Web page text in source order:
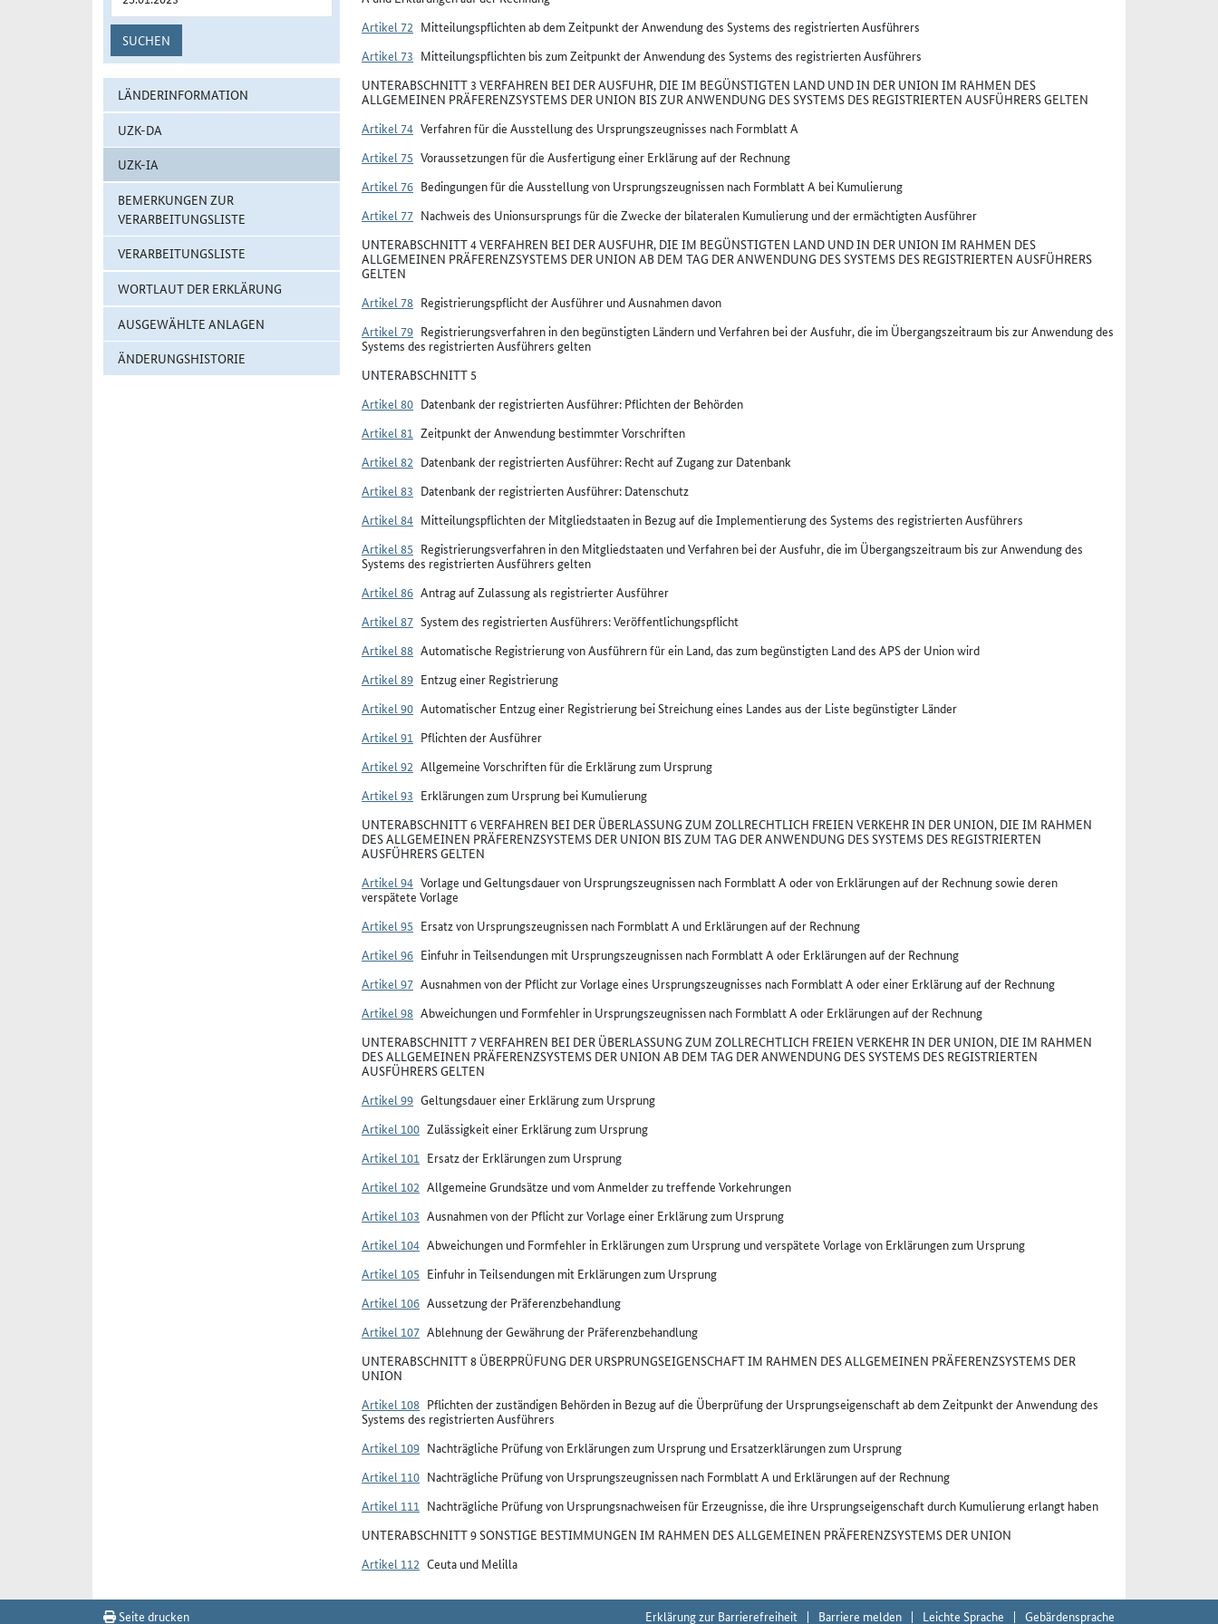
SUCHEN
LÄNDERINFORMATION
UZK-DA
UZK-IA
BEMERKUNGEN ZUR
VERARBEITUNGSLISTE
VERARBEITUNGSLISTE
WORTLAUT DER ERKLÄRUNG
AUSGEWÄHLTE ANLAGEN
ÄNDERUNGSHISTORIE
Artikel 72 Mitteilungspflichten ab dem Zeitpunkt der Anwendung des Systems des registrierten Ausführers
Artikel 73 Mitteilungspflichten bis zum Zeitpunkt der Anwendung des Systems des registrierten Ausführers
UNTERABSCHNITT 3 VERFAHREN BEI DER AUSFUHR, DIE IM BEGÜNSTIGTEN LAND UND IN DER UNION IM RAHMEN DES
ALLGEMEINEN PRÄFERENZSYSTEMS DER UNION BIS ZUR ANWENDUNG DES SYSTEMS DES REGISTRIERTEN AUSFÜHRERS GELTEN
Artikel 74 Verfahren für die Ausstellung des Ursprungszeugnisses nach Formblatt A
Artikel 75 Voraussetzungen für die Ausfertigung einer Erklärung auf der Rechnung
Artikel 76 Bedingungen für die Ausstellung von Ursprungszeugnissen nach Formblatt A bei Kumulierung
Artikel 77 Nachweis des Unionsursprungs für die Zwecke der bilateralen Kumulierung und der ermächtigten Ausführer
UNTERABSCHNITT 4 VERFAHREN BEI DER AUSFUHR, DIE IM BEGÜNSTIGTEN LAND UND IN DER UNION IM RAHMEN DES
ALLGEMEINEN PRÄFERENZSYSTEMS DER UNION AB DEM TAG DER ANWENDUNG DES SYSTEMS DES REGISTRIERTEN AUSFÜHRERS
GELTEN
Artikel 78 Registrierungspflicht der Ausführer und Ausnahmen davon
Artikel 79 Registrierungsverfahren in den begünstigten Ländern und Verfahren bei der Ausfuhr, die im Übergangszeitraum bis zur Anwendung des
Systems des registrierten Ausführers gelten
UNTERABSCHNITT 5
Artikel 80 Datenbank der registrierten Ausführer: Pflichten der Behörden
Artikel 81 Zeitpunkt der Anwendung bestimmter Vorschriften
Artikel 82 Datenbank der registrierten Ausführer: Recht auf Zugang zur Datenbank
Artikel 83 Datenbank der registrierten Ausführer: Datenschutz
Artikel 84 Mitteilungspflichten der Mitgliedstaaten in Bezug auf die Implementierung des Systems des registrierten Ausführers
Artikel 85 Registrierungsverfahren in den Mitgliedstaaten und Verfahren bei der Ausfuhr, die im Übergangszeitraum bis zur Anwendung des
Systems des registrierten Ausführers gelten
Artikel 86 Antrag auf Zulassung als registrierter Ausführer
Artikel 87 System des registrierten Ausführers: Veröffentlichungspflicht
Artikel 88 Automatische Registrierung von Ausführern für ein Land, das zum begünstigten Land des APS der Union wird
Artikel 89 Entzug einer Registrierung
Artikel 90 Automatischer Entzug einer Registrierung bei Streichung eines Landes aus der Liste begünstigter Länder
Artikel 91 Pflichten der Ausführer
Artikel 92 Allgemeine Vorschriften für die Erklärung zum Ursprung
Artikel 93 Erklärungen zum Ursprung bei Kumulierung
UNTERABSCHNITT 6 VERFAHREN BEI DER ÜBERLASSUNG ZUM ZOLLRECHTLICH FREIEN VERKEHR IN DER UNION, DIE IM RAHMEN
DES ALLGEMEINEN PRÄFERENZSYSTEMS DER UNION BIS ZUM TAG DER ANWENDUNG DES SYSTEMS DES REGISTRIERTEN
AUSFÜHRERS GELTEN
Artikel 94 Vorlage und Geltungsdauer von Ursprungszeugnissen nach Formblatt A oder von Erklärungen auf der Rechnung sowie deren
verspätete Vorlage
Artikel 95 Ersatz von Ursprungszeugnissen nach Formblatt A und Erklärungen auf der Rechnung
Artikel 96 Einfuhr in Teilsendungen mit Ursprungszeugnissen nach Formblatt A oder Erklärungen auf der Rechnung
Artikel 97 Ausnahmen von der Pflicht zur Vorlage eines Ursprungszeugnisses nach Formblatt A oder einer Erklärung auf der Rechnung
Artikel 98 Abweichungen und Formfehler in Ursprungszeugnissen nach Formblatt A oder Erklärungen auf der Rechnung
UNTERABSCHNITT 7 VERFAHREN BEI DER ÜBERLASSUNG ZUM ZOLLRECHTLICH FREIEN VERKEHR IN DER UNION, DIE IM RAHMEN
DES ALLGEMEINEN PRÄFERENZSYSTEMS DER UNION AB DEM TAG DER ANWENDUNG DES SYSTEMS DES REGISTRIERTEN
AUSFÜHRERS GELTEN
Artikel 99 Geltungsdauer einer Erklärung zum Ursprung
Artikel 100 Zulässigkeit einer Erklärung zum Ursprung
Artikel 101 Ersatz der Erklärungen zum Ursprung
Artikel 102 Allgemeine Grundsätze und vom Anmelder zu treffende Vorkehrungen
Artikel 103 Ausnahmen von der Pflicht zur Vorlage einer Erklärung zum Ursprung
Artikel 104 Abweichungen und Formfehler in Erklärungen zum Ursprung und verspätete Vorlage von Erklärungen zum Ursprung
Artikel 105 Einfuhr in Teilsendungen mit Erklärungen zum Ursprung
Artikel 106 Aussetzung der Präferenzbehandlung
Artikel 107 Ablehnung der Gewährung der Präferenzbehandlung
UNTERABSCHNITT 8 ÜBERPRÜFUNG DER URSPRUNGSEIGENSCHAFT IM RAHMEN DES ALLGEMEINEN PRÄFERENZSYSTEMS DER
UNION
Artikel 108 Pflichten der zuständigen Behörden in Bezug auf die Überprüfung der Ursprungseigenschaft ab dem Zeitpunkt der Anwendung des
Systems des registrierten Ausführers
Artikel 109 Nachträgliche Prüfung von Erklärungen zum Ursprung und Ersatzerklärungen zum Ursprung
Artikel 110 Nachträgliche Prüfung von Ursprungszeugnissen nach Formblatt A und Erklärungen auf der Rechnung
Artikel 111 Nachträgliche Prüfung von Ursprungsnachweisen für Erzeugnisse, die ihre Ursprungseigenschaft durch Kumulierung erlangt haben
UNTERABSCHNITT 9 SONSTIGE BESTIMMUNGEN IM RAHMEN DES ALLGEMEINEN PRÄFERENZSYSTEMS DER UNION
Artikel 112 Ceuta und Melilla
Seite drucken Erklärung zur Barrierefreiheit Barriere melden Leichte Sprache Gebärdensprache